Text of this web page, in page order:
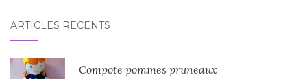
ARTICLES RÉCENTS
Compote pommes pruneaux